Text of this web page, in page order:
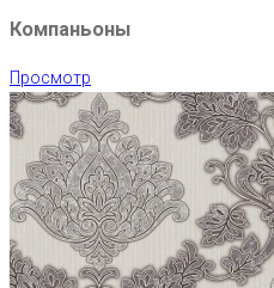
Компаньоны
Просмотр